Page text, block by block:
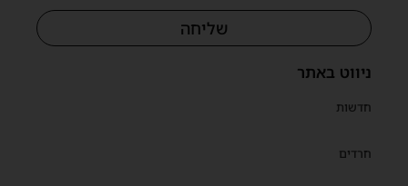
ניווט באתר
חדשות
חרדים
שליחה